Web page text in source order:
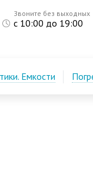
Звоните без выходных
с 10:00 до 19:00
Емкости